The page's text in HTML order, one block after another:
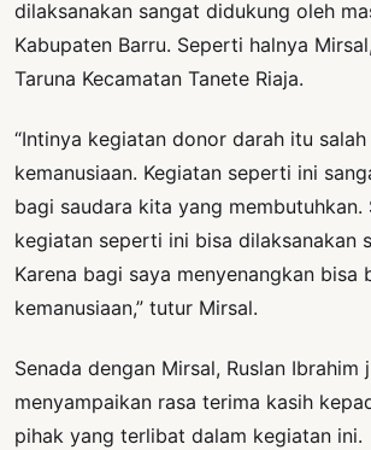
dilaksanakan sangat didukung oleh
Kabupaten Barru. Seperti halnya
Taruna Kecamatan Tanete Riaja.
“Intinya kegiatan donor darah itu
kemanusiaan. Kegiatan seperti ini
bagi saudara kita yang membutuhkan.
kegiatan seperti ini bisa dilaksanakan
Karena bagi saya menyenangkan bisa
kemanusiaan,” tutur Mirsal.
Senada dengan Mirsal, Ruslan Ibrahim
menyampaikan rasa terima kasih
pihak yang terlibat dalam kegiatan ini.